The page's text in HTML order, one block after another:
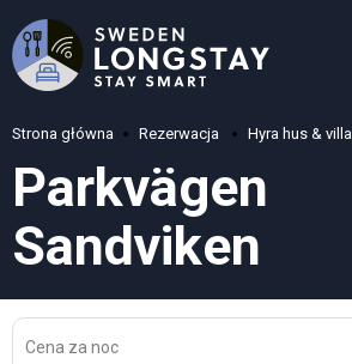
Strona główna Rezerwacja Hyra hus & villa
Parkvägen
Sandviken
Cena za noc